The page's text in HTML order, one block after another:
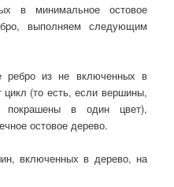
в минимальное остовое
выполняем следующим
из не включенных в
(то есть, если вершины,
покрашены в один цвет),
остовое дерево.
включенных в дерево, на